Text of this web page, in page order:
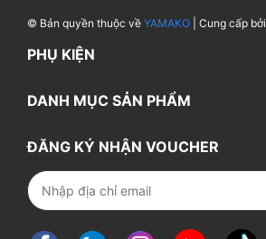
© Bản quyền thuộc về YAMAKO | Cung cấp bởi
PHỤ KIỆN
DANH MỤC SẢN PHẨM
ĐĂNG KÝ NHẬN VOUCHER